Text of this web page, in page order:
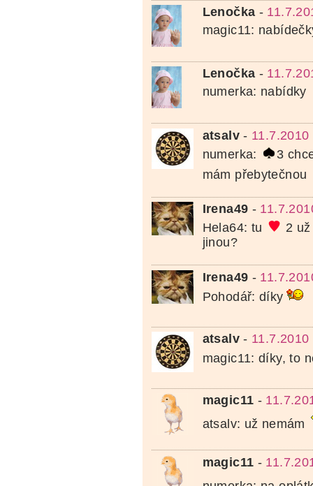
Lenočka -
magic11:
Lenočka -
numerka: nabídky
atsalv- 11.7.2010
numerka:
3
mám přebytečnou
Irena49 -
Hela64: tu
2
jinou?
Irena49 -
Pohodář: díky
atsalv- 11.7.2010
magic11: díky, to
magic11 -
atsalv: už nemám
magic11 -